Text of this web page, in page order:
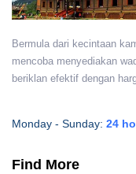
Bermula dari kecintaan
mencoba menyediakan
beriklan efektif dengan
Monday - Sunday: 24
Find More